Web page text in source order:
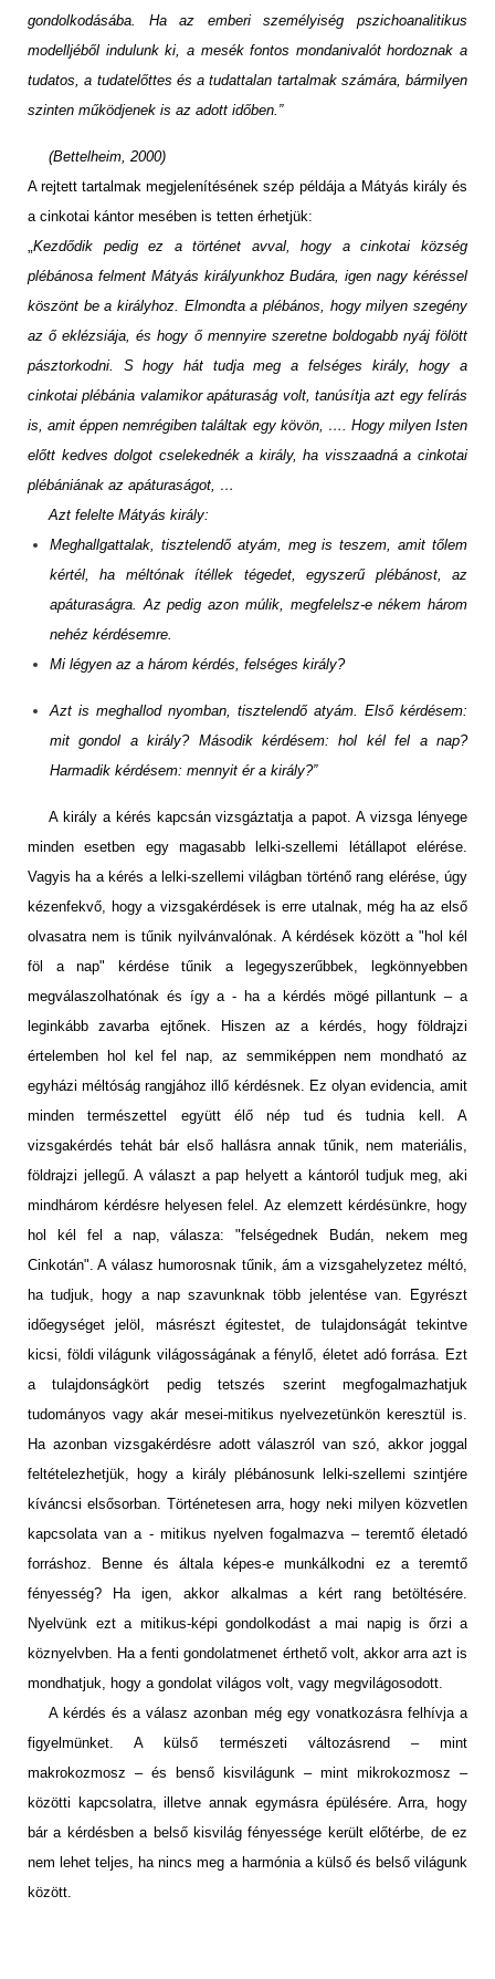
gondolkodásába. Ha az emberi személyiség pszichoanalitikus
modelljéből indulunk ki, a mesék fontos mondanivalót hordoznak a
tudatos, a tudatelőttes és a tudattalan tartalmak számára, bármilyen
szinten működjenek is az adott időben.”
(Bettelheim, 2000)
A rejtett tartalmak megjelenítésének szép példája a Mátyás király és
a cinkotai kántor mesében is tetten érhetjük:
Kezdődik pedig ez a történet avval, hogy a cinkotai község
plébánosa felment Mátyás királyunkhoz Budára, igen nagy kéréssel
köszönt be a királyhoz. Elmondta a plébános, hogy milyen szegény
az ő eklézsiája, és hogy ő mennyire szeretne boldogabb nyáj fölött
pásztorkodni. S hogy hát tudja meg a felséges király, hogy a
cinkotai plébánia valamikor apáturaság volt, tanúsítja azt egy felírás
is, amit éppen nemrégiben találtak egy kövön, …. Hogy milyen Isten
előtt kedves dolgot cselekednék a király, ha visszaadná a cinkotai
plébániának az apáturaságot, …
Azt felelte Mátyás király:
Meghallgattalak, tisztelendő atyám, meg is teszem, amit tőlem
kértél, ha méltónak ítéllek tégedet, egyszerű plébánost, az
apáturaságra. Az pedig azon múlik, megfelelsz-e nékem három
nehéz kérdésemre.
Mi légyen az a három kérdés, felséges király?
Azt is meghallod nyomban, tisztelendő atyám. Első kérdésem:
mit gondol a király? Második kérdésem: hol kél fel a nap?
Harmadik kérdésem: mennyit ér a király?”
A király a kérés kapcsán vizsgáztatja a papot. A vizsga lényege
minden esetben egy magasabb lelki-szellemi létállapot elérése.
Vagyis ha a kérés a lelki-szellemi világban történő rang elérése, úgy
kézenfekvő, hogy a vizsgakérdések is erre utalnak, még ha az első
olvasatra nem is tűnik nyilvánvalónak. A kérdések között a "hol kél
föl a nap" kérdése tűnik a legegyszerűbbek, legkönnyebben
megválaszolhatónak és így a - ha a kérdés mögé pillantunk – a
leginkább zavarba ejtőnek. Hiszen az a kérdés, hogy földrajzi
értelemben hol kel fel nap, az semmiképpen nem mondható az
egyházi méltóság rangjához illő kérdésnek. Ez olyan evidencia, amit
minden természettel együtt élő nép tud és tudnia kell. A
vizsgakérdés tehát bár első hallásra annak tűnik, nem materiális,
földrajzi jellegű. A választ a pap helyett a kántoról tudjuk meg, aki
mindhárom kérdésre helyesen felel. Az elemzett kérdésünkre, hogy
hol kél fel a nap, válasza: "felségednek Budán, nekem meg
Cinkotán". A válasz humorosnak tűnik, ám a vizsgahelyzetez méltó,
ha tudjuk, hogy a nap szavunknak több jelentése van. Egyrészt
időegységet jelöl, másrészt égitestet, de tulajdonságát tekintve
kicsi, földi világunk világosságának a fénylő, életet adó forrása. Ezt
a tulajdonságkört pedig tetszés szerint megfogalmazhatjuk
tudományos vagy akár mesei-mitikus nyelvezetünkön keresztül is.
Ha azonban vizsgakérdésre adott válaszról van szó, akkor joggal
feltételezhetjük, hogy a király plébánosunk lelki-szellemi szintjére
kíváncsi elsősorban. Történetesen arra, hogy neki milyen közvetlen
kapcsolata van a - mitikus nyelven fogalmazva – teremtő életadó
forráshoz. Benne és általa képes-e munkálkodni ez a teremtő
fényesség? Ha igen, akkor alkalmas a kért rang betöltésére.
Nyelvünk ezt a mitikus-képi gondolkodást a mai napig is őrzi a
köznyelvben. Ha a fenti gondolatmenet érthető volt, akkor arra azt is
mondhatjuk, hogy a gondolat világos volt, vagy megvilágosodott.
A kérdés és a válasz azonban még egy vonatkozásra felhívja a
figyelmünket. A külső természeti változásrend – mint
makrokozmosz – és benső kisvilágunk – mint mikrokozmosz –
közötti kapcsolatra, illetve annak egymásra épülésére. Arra, hogy
bár a kérdésben a belső kisvilág fényessége került előtérbe, de ez
nem lehet teljes, ha nincs meg a harmónia a külső és belső világunk
között.